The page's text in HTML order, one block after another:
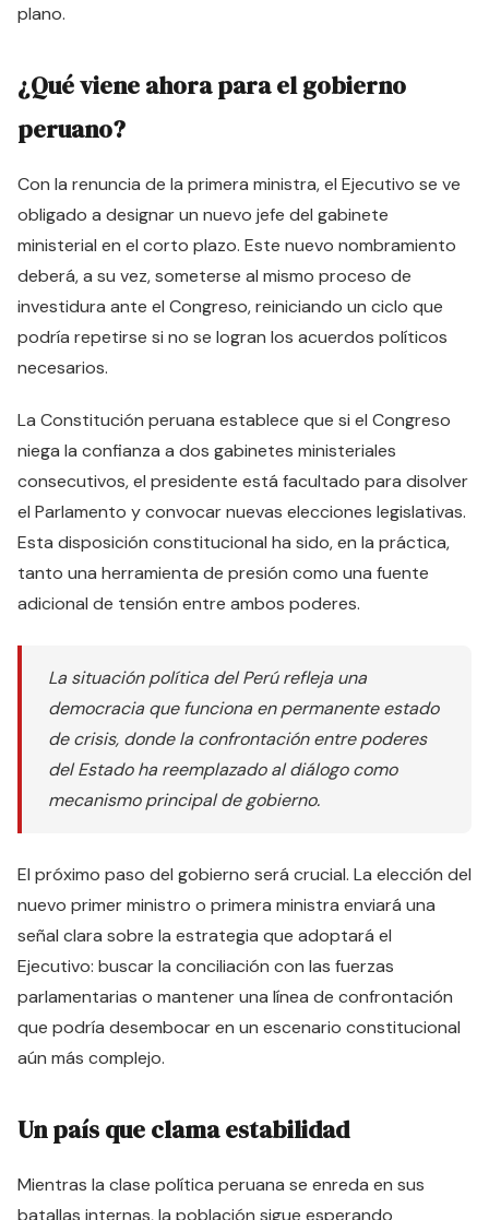
plano.
¿Qué viene ahora para el gobierno
peruano?
Con la renuncia de la primera ministra, el Ejecutivo se ve
obligado a designar un nuevo jefe del gabinete
ministerial en el corto plazo. Este nuevo nombramiento
deberá, a su vez, someterse al mismo proceso de
investidura ante el Congreso, reiniciando un ciclo que
podría repetirse si no se logran los acuerdos políticos
necesarios.
La Constitución peruana establece que si el Congreso
niega la confianza a dos gabinetes ministeriales
consecutivos, el presidente está facultado para disolver
el Parlamento y convocar nuevas elecciones legislativas.
Esta disposición constitucional ha sido, en la práctica,
tanto una herramienta de presión como una fuente
adicional de tensión entre ambos poderes.
La situación política del Perú refleja una
democracia que funciona en permanente estado
de crisis, donde la confrontación entre poderes
del Estado ha reemplazado al diálogo como
mecanismo principal de gobierno.
El próximo paso del gobierno será crucial. La elección del
nuevo primer ministro o primera ministra enviará una
señal clara sobre la estrategia que adoptará el
Ejecutivo: buscar la conciliación con las fuerzas
parlamentarias o mantener una línea de confrontación
que podría desembocar en un escenario constitucional
aún más complejo.
Un país que clama estabilidad
Mientras la clase política peruana se enreda en sus
batallas internas, la población sigue esperando